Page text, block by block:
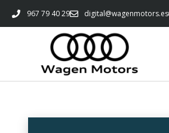
967 79 40 29 digital@wagenmotors.es